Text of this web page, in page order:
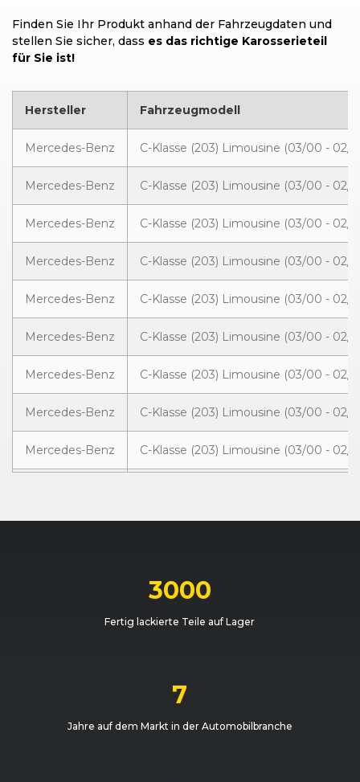
Finden Sie Ihr Produkt anhand der Fahrzeugdaten und
stellen Sie sicher, dass es das richtige Karosserieteil
für Sie ist!
Hersteller Fahrzeugmodell
Mercedes-Benz C-Klasse (203) Limousine (03/00 - 02/
Mercedes-Benz C-Klasse (203) Limousine (03/00 - 02/
Mercedes-Benz C-Klasse (203) Limousine (03/00 - 02/
Mercedes-Benz C-Klasse (203) Limousine (03/00 - 02/
Mercedes-Benz C-Klasse (203) Limousine (03/00 - 02/
Mercedes-Benz C-Klasse (203) Limousine (03/00 - 02/
Mercedes-Benz C-Klasse (203) Limousine (03/00 - 02/
Mercedes-Benz C-Klasse (203) Limousine (03/00 - 02/
Mercedes-Benz C-Klasse (203) Limousine (03/00 - 02/
Mercedes-Benz C-Klasse (203) Limousine (03/00 - 02/
C-Klasse (203) Limousine (03/00 - 02/
3000
Fertig lackierte Teile auf Lager
7
Jahre auf dem Markt in der Automobilbranche